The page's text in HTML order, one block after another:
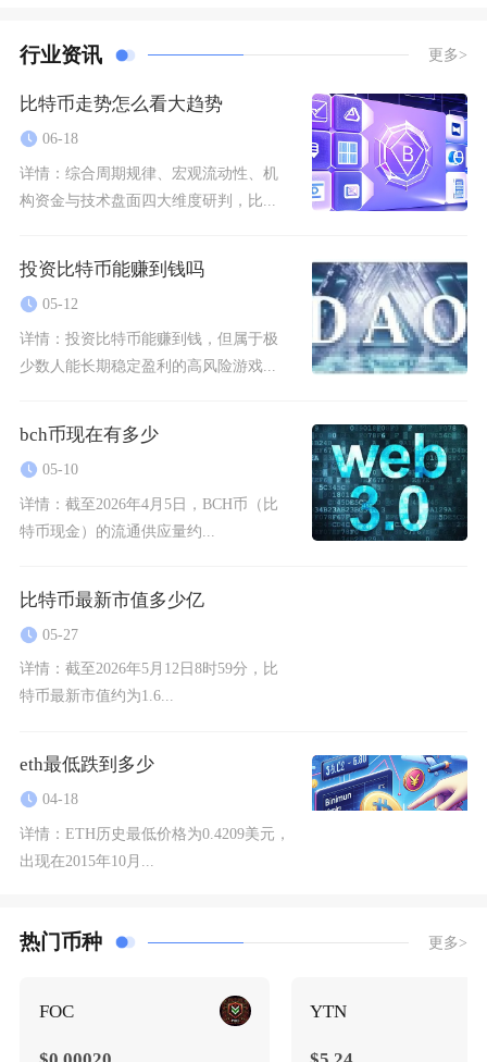
行业资讯 更多>
比特币走势怎么看大趋势
06-18
详情： 综合周期规律、宏观流动性、机
构资金与技术盘面四大维度研判，比...
投资比特币能赚到钱吗
05-12
详情： 投资比特币能赚到钱，但属于极
少数人能长期稳定盈利的高风险游戏...
bch币现在有多少
05-10
详情： 截至2026年4月5日，BCH币（比
特币现金）的流通供应量约...
比特币最新市值多少亿
05-27
详情： 截至2026年5月12日8时59分，比
特币最新市值约为1.6...
eth最低跌到多少
04-18
详情： ETH历史最低价格为0.4209美元，
出现在2015年10月...
热门币种 更多>
FOC YTN